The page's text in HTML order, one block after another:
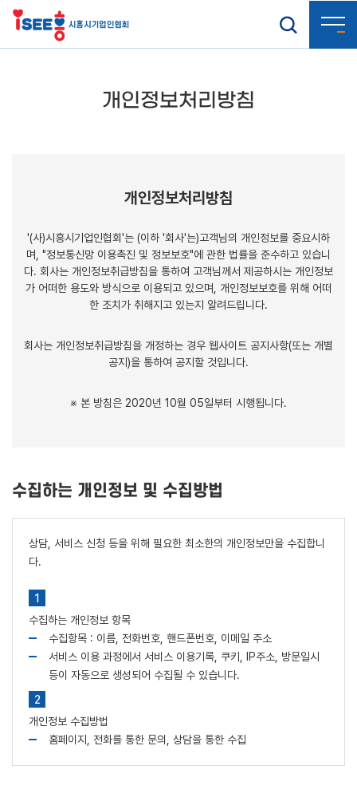
개인정보처리방침
개인정보처리방침
'(사)시흥시기업인협회'는 (이하 '회사'는)고객님의 개인정보를 중요시하
며, "정보통신망 이용촉진 및 정보보호"에 관한 법률을 준수하고 있습니
다. 회사는 개인정보취급방침을 통하여 고객님께서 제공하시는 개인정보
가 어떠한 용도와 방식으로 이용되고 있으며, 개인정보보호를 위해 어떠
한 조치가 취해지고 있는지 알려드립니다.
회사는 개인정보취급방침을 개정하는 경우 웹사이트 공지사항(또는 개별
공지)을 통하여 공지할 것입니다.
※ 본 방침은 2020년 10월 05일부터 시행됩니다.
수집하는 개인정보 및 수집방법
상담, 서비스 신청 등을 위해 필요한 최소한의 개인정보만을 수집합니
다.
수집하는 개인정보 항목
수집항목 : 이름, 전화번호, 핸드폰번호, 이메일 주소
서비스 이용 과정에서 서비스 이용기록, 쿠키, IP주소, 방문일시
등이 자동으로 생성되어 수집될 수 있습니다.
개인정보 수집방법
홈페이지, 전화를 통한 문의, 상담을 통한 수집